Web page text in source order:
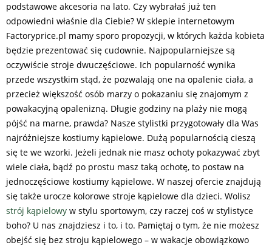
podstawowe akcesoria na lato. Czy wybrałaś już ten
odpowiedni właśnie dla Ciebie? W sklepie internetowym
Factoryprice.pl mamy sporo propozycji, w których każda kobieta
będzie prezentować się cudownie. Najpopularniejsze są
oczywiście stroje dwuczęściowe. Ich popularność wynika
przede wszystkim stąd, że pozwalają one na opalenie ciała, a
przecież większość osób marzy o pokazaniu się znajomym z
powakacyjną opalenizną. Długie godziny na plaży nie mogą
pójść na marne, prawda? Nasze stylistki przygotowały dla Was
najróżniejsze kostiumy kąpielowe. Dużą popularnością cieszą
się te we wzorki. Jeżeli jednak nie masz ochoty pokazywać zbyt
wiele ciała, bądź po prostu masz taką ochotę, to postaw na
jednoczęściowe kostiumy kąpielowe. W naszej ofercie znajdują
się także urocze kolorowe stroje kąpielowe dla dzieci. Wolisz
strój kąpielowy w stylu sportowym, czy raczej coś w stylistyce
boho? U nas znajdziesz i to, i to. Pamiętaj o tym, że nie możesz
obejść się bez stroju kąpielowego – w wakacje obowiązkowo